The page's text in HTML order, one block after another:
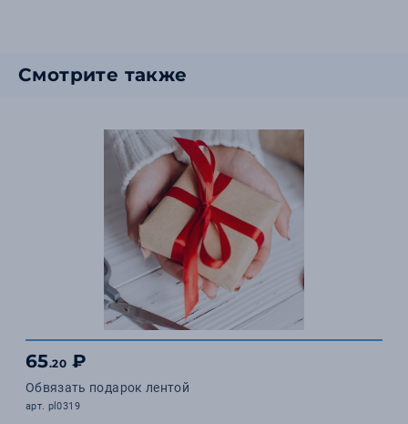
Смотрите также
65.20 ₽
Обвязать подарок лентой
арт. pl0319